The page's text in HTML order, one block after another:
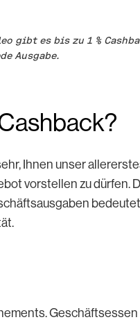
gibt es bis zu 1 %
Ausgabe.
Ihnen unser
vorstellen zu dürfen.
Geschäftsessen